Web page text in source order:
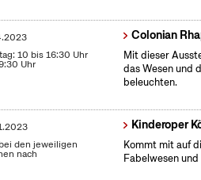
10 bis 16:30 Uhr
Uhr
Colonian
Mit dieser
das Wesen und
beleuchten.
den jeweiligen
nach
Kinderoper
Kommt mit auf
Fabelwesen